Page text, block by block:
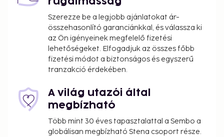
Szerezze be a legjobb ajánlatokat ár-
összehasonlító garanciánkkal, és válassza ki
az Ön igényeinek megfelelő fizetési
lehetőségeket. Elfogadjuk az összes főbb
fizetési módot a biztonságos és egyszerű
tranzakció érdekében.
A világ utazói által
megbízható
Több mint 30 éves tapasztalattal a Sembo a
globálisan megbízható Stena csoport része.